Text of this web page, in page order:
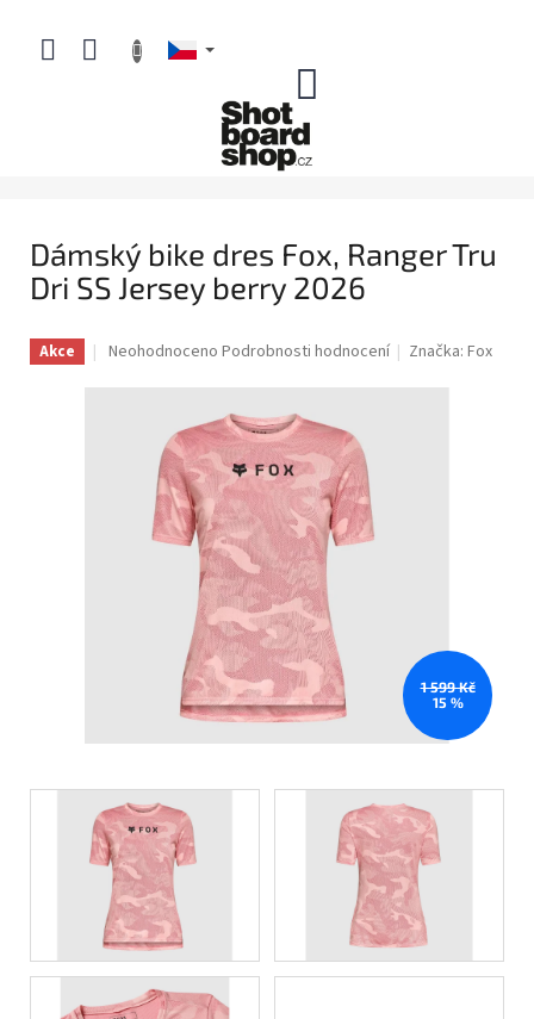
obsah
Dámský bike dres Fox, Ranger Tru
Dri SS Jersey berry 2026
Akce
Průměrné
produktu
hvězdiček.
Neohodnoceno Podrobnosti hodnocení Značka:Fox
1 599 Kč
15 %